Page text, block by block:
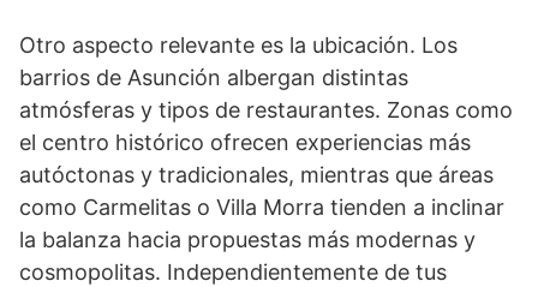
Otro aspecto relevante es la ubicación. Los
barrios de Asunción albergan distintas
atmósferas y tipos de restaurantes. Zonas como
el centro histórico ofrecen experiencias más
autóctonas y tradicionales, mientras que áreas
como Carmelitas o Villa Morra tienden a inclinar
la balanza hacia propuestas más modernas y
cosmopolitas. Independientemente de tus